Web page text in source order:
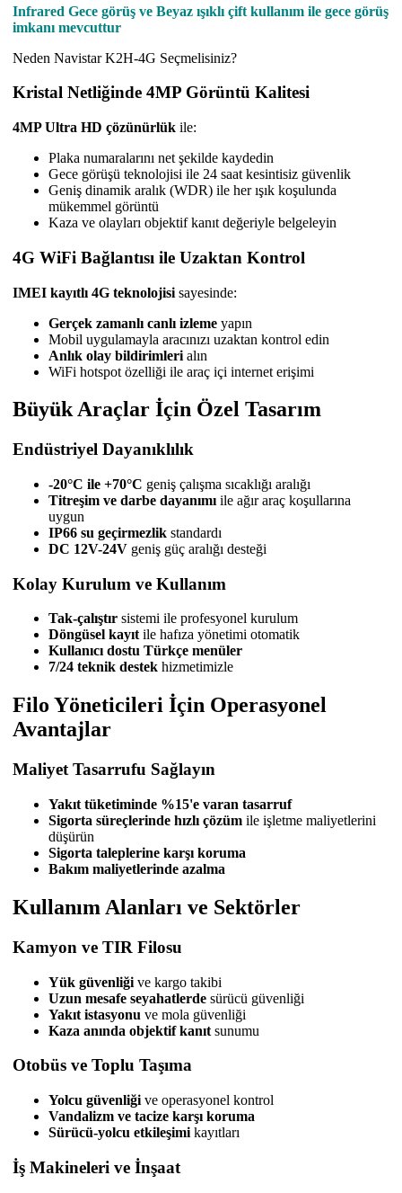
Infrared Gece görüş ve Beyaz ışıklı çift kullanım ile gece görüş
imkanı mevcuttur
Neden Navistar K2H-4G Seçmelisiniz?
Kristal Netliğinde 4MP Görüntü Kalitesi
4MP Ultra HD çözünürlük ile:
Plaka numaralarını net şekilde kaydedin
Gece görüşü teknolojisi ile 24 saat kesintisiz güvenlik
Geniş dinamik aralık (WDR) ile her ışık koşulunda
mükemmel görüntü
Kaza ve olayları objektif kanıt değeriyle belgeleyin
4G WiFi Bağlantısı ile Uzaktan Kontrol
IMEI kayıtlı 4G teknolojisi sayesinde:
Gerçek zamanlı canlı izleme yapın
Mobil uygulamayla aracınızı uzaktan kontrol edin
Anlık olay bildirimleri alın
WiFi hotspot özelliği ile araç içi internet erişimi
Büyük Araçlar İçin Özel Tasarım
Endüstriyel Dayanıklılık
-20°C ile +70°C geniş çalışma sıcaklığı aralığı
Titreşim ve darbe dayanımı ile ağır araç koşullarına
uygun
IP66 su geçirmezlik standardı
DC 12V-24V geniş güç aralığı desteği
Kolay Kurulum ve Kullanım
Tak-çalıştır sistemi ile profesyonel kurulum
Döngüsel kayıtile hafıza yönetimi otomatik
Kullanıcı dostu Türkçe menüler
7/24 teknik destek hizmetimizle
Filo Yöneticileri İçin Operasyonel
Avantajlar
Maliyet Tasarrufu Sağlayın
Yakıt tüketiminde %15'e varan tasarruf
Sigorta süreçlerinde hızlı çözüm ile işletme maliyetlerini
düşürün
Sigorta taleplerine karşı koruma
Bakım maliyetlerinde azalma
Kullanım Alanları ve Sektörler
Kamyon ve TIR Filosu
Yük güvenliği ve kargo takibi
Uzun mesafe seyahatlerde sürücü güvenliği
Yakıt istasyonu ve mola güvenliği
Kaza anında objektif kanıt sunumu
Otobüs ve Toplu Taşıma
Yolcu güvenliği ve operasyonel kontrol
Vandalizm ve tacize karşı koruma
Sürücü-yolcu etkileşimi kayıtları
İş Makineleri ve İnşaat